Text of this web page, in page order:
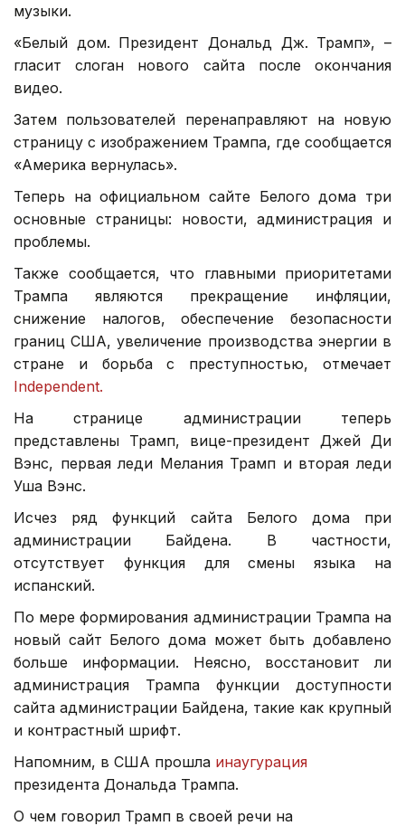
музыки.
«Белый дом. Президент Дональд Дж. Трамп», –
гласит слоган нового сайта после окончания
видео.
Затем пользователей перенаправляют на новую
страницу с изображением Трампа, где сообщается
«Америка вернулась».
Теперь на официальном сайте Белого дома три
основные страницы: новости, администрация и
проблемы.
Также сообщается, что главными приоритетами
Трампа являются прекращение инфляции,
снижение налогов, обеспечение безопасности
границ США, увеличение производства энергии в
стране и борьба с преступностью, отмечает
Independent.
На странице администрации теперь
представлены Трамп, вице-президент Джей Ди
Вэнс, первая леди Мелания Трамп и вторая леди
Уша Вэнс.
Исчез ряд функций сайта Белого дома при
администрации Байдена. В частности,
отсутствует функция для смены языка на
испанский.
По мере формирования администрации Трампа на
новый сайт Белого дома может быть добавлено
больше информации. Неясно, восстановит ли
администрация Трампа функции доступности
сайта администрации Байдена, такие как крупный
и контрастный шрифт.
Напомним, в США прошла инаугурация
президента Дональда Трампа.
О чем говорил Трамп в своей речи на